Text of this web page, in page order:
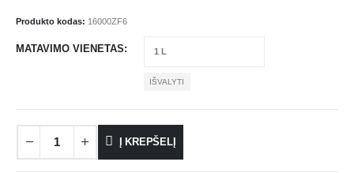
Produkto kodas: 16000ZF6
MATAVIMO VIENETAS
IŠVALYTI
Į KREPŠELĮ